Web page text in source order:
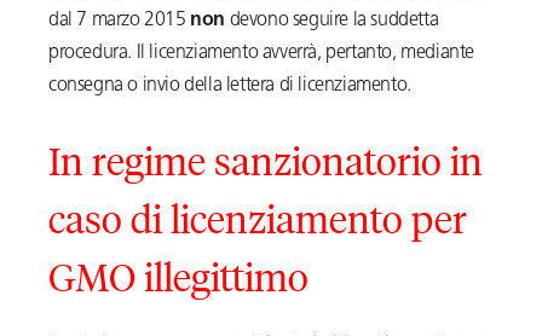
dal 7 marzo 2015 non devono seguire la suddetta
procedura. Il licenziamento avverrà, pertanto, mediante
consegna o invio della lettera di licenziamento.
In regime sanzionatorio in
caso di licenziamento per
GMO illegittimo